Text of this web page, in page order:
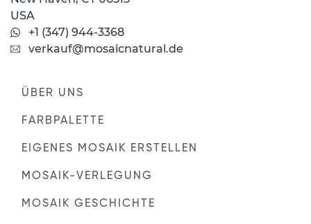
USA
+1 (347) 944-3368
verkauf@mosaicnatural.de
ÜBER UNS
FARBPALETTE
EIGENES MOSAIK ERSTELLEN
MOSAIK-VERLEGUNG
MOSAIK GESCHICHTE